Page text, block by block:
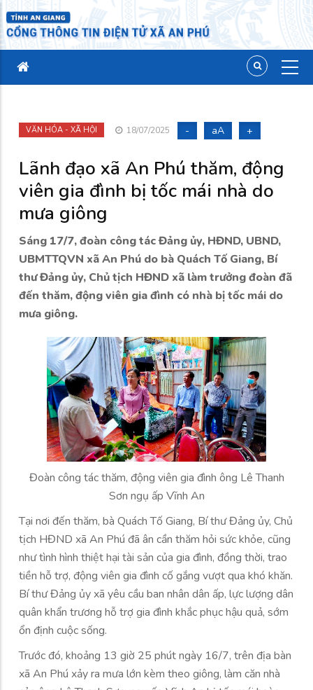
VĂN HÓA - XÃ HỘI 18/07/2025 - aA +
Lãnh đạo xã An Phú thăm, động
viên gia đình bị tốc mái nhà do
mưa giông
Sáng 17/7, đoàn công tác Đảng ủy, HĐND, UBND,
UBMTTQVN xã An Phú do bà Quách Tố Giang, Bí
thư Đảng ủy, Chủ tịch HĐND xã làm trưởng đoàn đã
đến thăm, động viên gia đình có nhà bị tốc mái do
mưa giông.
Đoàn công tác thăm, động viên gia đình ông Lê Thanh
Sơn ngụ ấp Vĩnh An
Tại nơi đến thăm, bà Quách Tố Giang, Bí thư Đảng ủy, Chủ
tịch HĐND xã An Phú đã ân cần thăm hỏi sức khỏe, cũng
như tình hình thiệt hại tài sản của gia đình, đồng thời, trao
tiền hỗ trợ, động viên gia đình cố gắng vượt qua khó khăn.
Bí thư Đảng ủy xã yêu cầu ban nhân dân ấp, lực lượng dân
quân khẩn trương hỗ trợ gia đình khắc phục hậu quả, sớm
ổn định cuộc sống.
Trước đó, khoảng 13 giờ 25 phút ngày 16/7, trên địa bàn
xã An Phú xảy ra mưa lớn kèm theo giông, làm căn nhà